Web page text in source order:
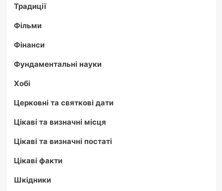
Традиції
Фільми
Фінанси
Фундаментальні науки
Хобі
Церковні та святкові дати
Цікаві та визначні місця
Цікаві та визначні постаті
Цікаві факти
Шкідники